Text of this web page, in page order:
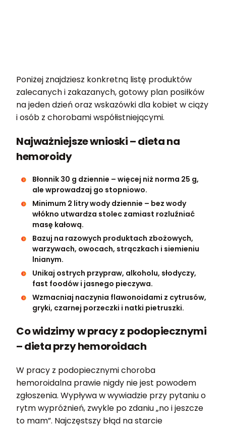
Poniżej znajdziesz konkretną listę produktów
zalecanych i zakazanych, gotowy plan posiłków
na jeden dzień oraz wskazówki dla kobiet w ciąży
i osób z chorobami współistniejącymi.
Najważniejsze wnioski – dieta na
hemoroidy
Błonnik 30 g dziennie – więcej niż norma 25 g,
ale wprowadzaj go stopniowo.
Minimum 2 litry wody dziennie – bez wody
włókno utwardza stolec zamiast rozluźniać
masę kałową.
Bazuj na razowych produktach zbożowych,
warzywach, owocach, strączkach i siemieniu
lnianym.
Unikaj ostrych przypraw, alkoholu, słodyczy,
fast foodów i jasnego pieczywa.
Wzmacniaj naczynia flawonoidami z cytrusów,
gryki, czarnej porzeczki i natki pietruszki.
Co widzimy w pracy z podopiecznymi
– dieta przy hemoroidach
W pracy z podopiecznymi choroba
hemoroidalna prawie nigdy nie jest powodem
zgłoszenia. Wypływa w wywiadzie przy pytaniu o
rytm wypróżnień, zwykle po zdaniu „no i jeszcze
to mam”. Najczęstszy błąd na starcie